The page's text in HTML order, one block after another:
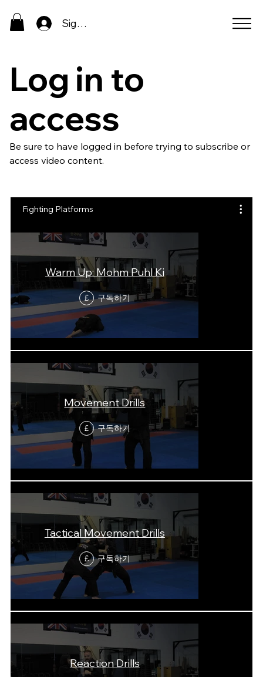
Sign In
Log in to
access
Be sure to have logged in before trying to subscribe or
access video content.
Fighting Platforms
Warm Up: Mohm Puhl Ki
£ 구독하기
Movement Drills
£ 구독하기
Tactical Movement Drills
£ 구독하기
Reaction Drills